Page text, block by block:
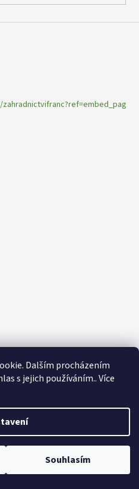
Dalším procházením
s jejich používáním.. Více
Souhlasím
ý
p